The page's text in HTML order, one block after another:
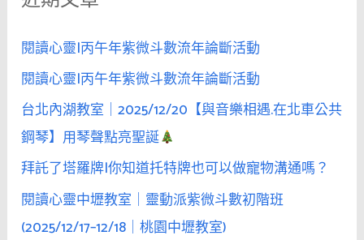
己
瑣
碎
小
事
的
男
性
所
閱讀心靈|丙午年紫微斗數流年論斷活動
閱讀心靈|丙午年紫微斗數流年論斷活動
台北內湖教室｜2025/12/20【與音樂相遇.在北車公共
鋼琴】用琴聲點亮聖誕
拜託了塔羅牌|你知道托特牌也可以做寵物溝通嗎？
閱讀心靈中壢教室｜靈動派紫微斗數初階班
(2025/12/17–12/18｜桃園中壢教室)